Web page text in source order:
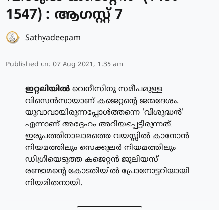
1547) : ആഗസ്റ്റ് 7
Sathyadeepam
Published on: 07 Aug 2021, 1:35 am
ഇറ്റലിയില്‍ വെനീസിനു സമീപമുള്ള
വിസെന്‍സായാണ് കജെറ്റന്റെ ജന്മദേശം.
യുവാവായിരുന്നപ്പോള്‍ത്തന്നെ 'വിശുദ്ധന്‍'
എന്നാണ് അദ്ദേഹം അറിയപ്പെട്ടിരുന്നത്.
ഇരുപത്തിനാലാമത്തെ വയസ്സില്‍ കാനോന്‍
നിയമത്തിലും സെക്കുലര്‍ നിയമത്തിലും
ഡിഗ്രിയെടുത്ത കജെറ്റന്‍ ജൂലിയസ്
രണ്ടാമന്റെ കോടതിയില്‍ പ്രോനോട്ടറിയായി
നിയമിതനായി.